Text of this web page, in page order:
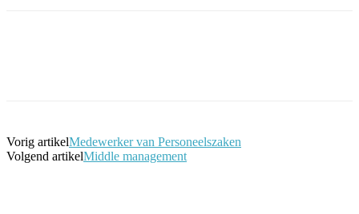
Vorig artikelMedewerker van Personeelszaken
Volgend artikelMiddle management